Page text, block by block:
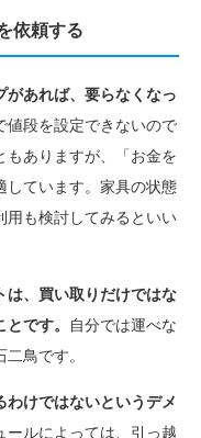
依頼する
があれば、要らなくなっ
値段を設定できないので
もありますが、「お金を
しています。家具の状態
用も検討してみるといい
は、買い取りだけではな
です。
自分では運べな
鳥です。
わけではないというデメ
ールによっては、引っ越